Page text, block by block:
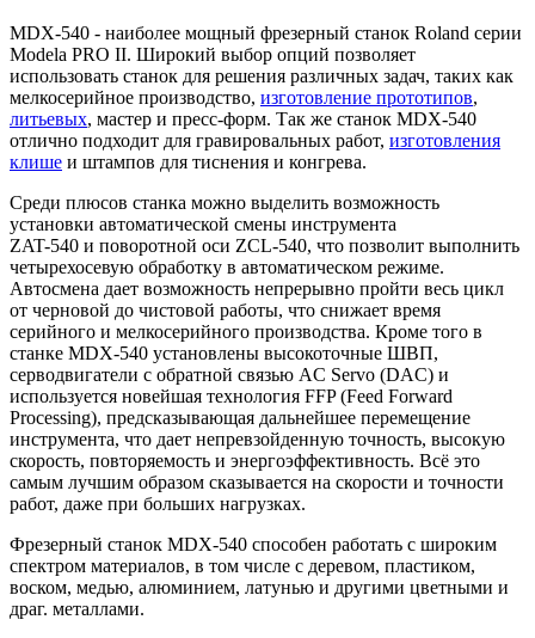
MDX-540 - наиболее мощный фрезерный станок Roland серии
Modela PRO II. Широкий выбор опций позволяет
использовать станок для решения различных задач, таких как
мелкосерийное производство, изготовление прототипов,
литьевых, мастер и пресс-форм. Так же станок MDX-540
отлично подходит для гравировальных работ, изготовления
клише и штампов для тиснения и конгрева.
Среди плюсов станка можно выделить возможность
установки автоматической смены инструмента
ZAT-540 и поворотной оси ZCL-540, что позволит выполнить
четырехосевую обработку в автоматическом режиме.
Автосмена дает возможность непрерывно пройти весь цикл
от черновой до чистовой работы, что снижает время
серийного и мелкосерийного производства. Кроме того в
станке MDX-540 установлены высокоточные ШВП,
серводвигатели с обратной связью AC Servo (DAC) и
используется новейшая технология FFP (Feed Forward
Processing), предсказывающая дальнейшее перемещение
инструмента, что дает непревзойденную точность, высокую
скорость, повторяемость и энергоэффективность. Всё это
самым лучшим образом сказывается на скорости и точности
работ, даже при больших нагрузках.
Фрезерный станок MDX-540 способен работать с широким
спектром материалов, в том числе с деревом, пластиком,
воском, медью, алюминием, латунью и другими цветными и
драг. металлами.